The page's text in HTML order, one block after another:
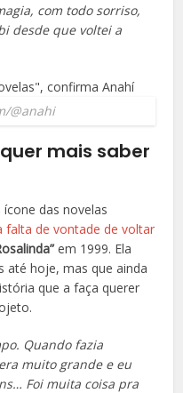
com todo sorriso,
desde que voltei a
@anahi
mais saber
ícone das novelas
falta de vontade de voltar
em 1999. Ela
até hoje, mas que ainda
que a faça querer
Quando fazia
muito grande e eu
Foi muita coisa pra